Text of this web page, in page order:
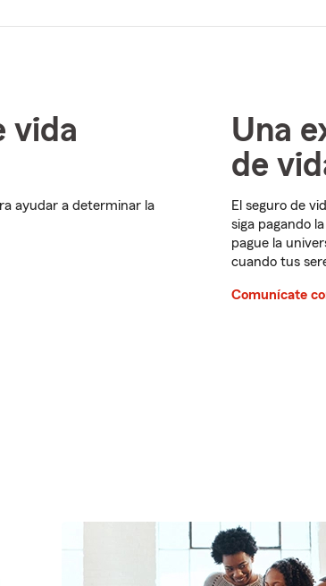
vida
ayudar a determinar la
Una
de
El seguro de
siga pagando
pague la
cuando tus
Comunícate